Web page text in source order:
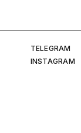
TELEGRAM
INSTAGRAM